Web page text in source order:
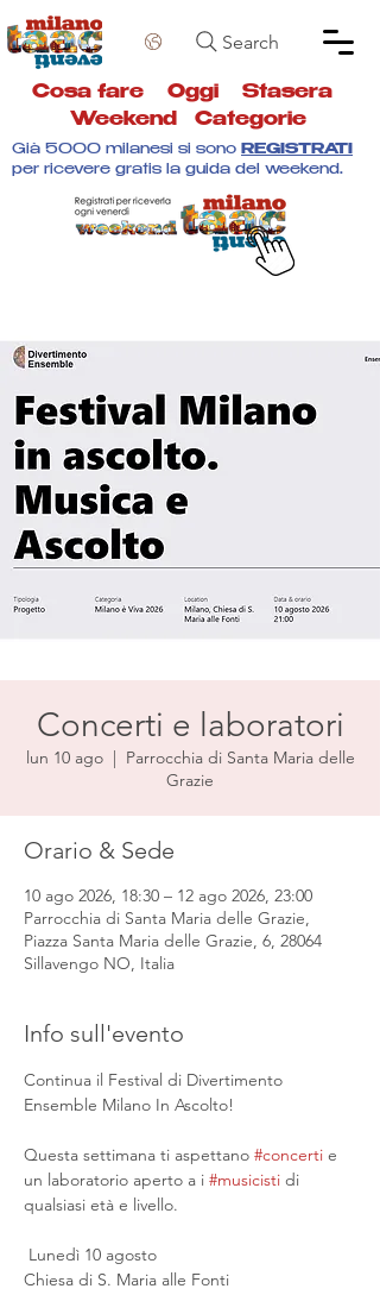
Search
Cosa fare Oggi Stasera
Weekend
Categorie
Già 5000 milanesi si sono REGISTRATI
per ricevere gratis la guida del weekend.
Concerti e laboratori
lun 10 ago
  |
Parrocchia di Santa Maria delle
Grazie
Orario & Sede
10 ago 2026, 18:30 – 12 ago 2026, 23:00
Parrocchia di Santa Maria delle Grazie,
Piazza Santa Maria delle Grazie, 6, 28064
Sillavengo NO, Italia
Info sull'evento
Continua il Festival di Divertimento
Ensemble Milano In Ascolto!
Questa settimana ti aspettano #concerti e
un laboratorio aperto a i #musicisti di
qualsiasi età e livello.
Lunedì 10 agosto
Chiesa di S. Maria alle Fonti